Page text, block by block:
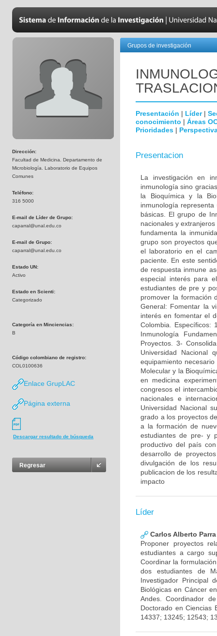
Dirección:
Facultad de Medicina. Departamento de
Microbiología. Laboratorio de Equipos
Comunes
Teléfono:
316 5000
E-mail de Líder de Grupo:
caparral@unal.edu.co
E-mail de Grupo:
caparral@unal.edu.co
Estado UN:
Activo
Estado en Scienti:
Categorizado
Categoría en Minciencias:
B
Código colombiano de registro:
COL0100636
Enlace GrupLAC
Página externa
Descargar resultado de búsqueda
Regresar
Grupos de investigación
Presentación | Líder|
conocimiento | Áreas
Prioridades |
Presentacion
La investigación en
inmunología sino
la Bioquímica y la
inmunología
básicas. El grupo de
nacionales y
fundamenta la
grupo son proyectos
el laboratorio en el
paciente. En este
de respuesta inmune
especial interés para
estudiantes de pre y
promover la formación
General: Fomentar la
interés en fomentar el
Colombia. Específicos:
Inmunología
Proyectos. 3-
Universidad
equipamiento
Molecular y la
en medicina
congresos el
nacionales e
Universidad Nacional
grado a los proyectos
a la formación de
estudiantes de pre- y
productivo del país
desarrollo de
divulgación de los
publicacion de los
impacto
Líder
Carlos Alberto
Proponer proyectos
estudiantes a cargo
Coordinar la
dos estudiantes de
Investigador Principal
Biológicas en Cáncer
Andes. Coordinador
Doctorado en Ciencias
14337; 13245; 12543;